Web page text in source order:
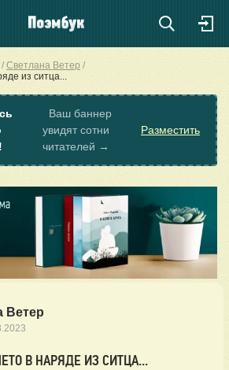
Светлана Ветер
из ситца...
Ваш баннер
увидят сотни
читателей →
Разместить
Ветер
В НАРЯДЕ ИЗ СИТЦА...